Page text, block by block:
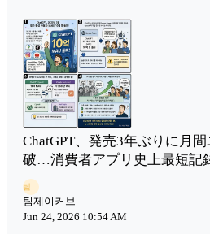
ChatGPT、発売3年ぶりに月
破…消費者アプリ史上最短記
팀
팀제이커브
Jun 24, 2026 10:54 AM